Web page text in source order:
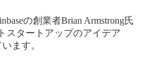
の創業者Brian Armstrong氏
スタートアップのアイデア
ます。